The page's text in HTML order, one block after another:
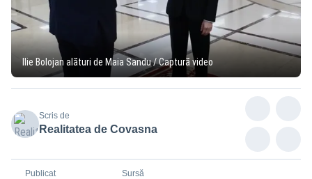
Ilie Bolojan alături de Maia Sandu / Captură video
Scris de
Realitatea de Covasna
Publicat Sursă